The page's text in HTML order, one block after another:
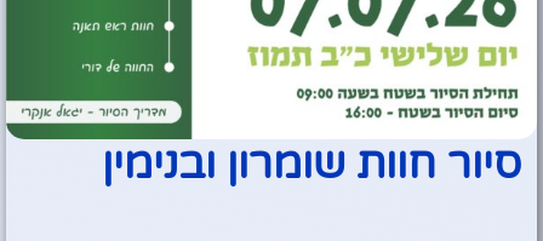
סיור חוות שומרון ובנימין